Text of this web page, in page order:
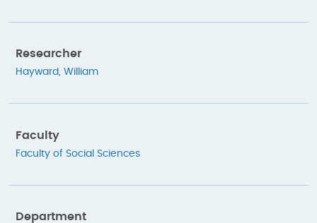
Researcher
Hayward, William
Faculty
Faculty of Social Sciences
Department